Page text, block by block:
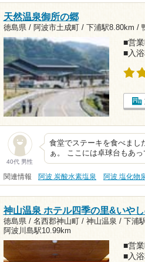
天然温泉御所の郷
徳島県 / 阿波市土成町 / 下浦駅8.80km /
■営
■入
40代 男性
食堂でステーキを食べまし
ぁ。 ここには卓球台もあっ
関連情報 阿波 炭酸水素塩泉 阿波 塩化物
神山温泉 ホテル四季の里&いや
徳島県 / 名西郡神山町 / 神山温泉 / 下浦
阿波川島駅10.99km
■営
■入